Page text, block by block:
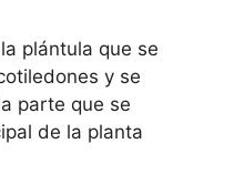
plántula que se
y se
parte que se
de la planta